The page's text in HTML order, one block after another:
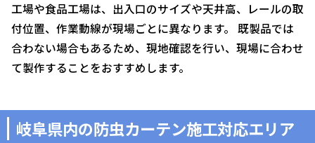
工場や食品工場は、出入口のサイズや天井高、レールの取
付位置、作業動線が現場ごとに異なります。 既製品では
合わない場合もあるため、現地確認を行い、現場に合わせ
て製作することをおすすめします。
岐阜県内の防虫カーテン施工対応エリア